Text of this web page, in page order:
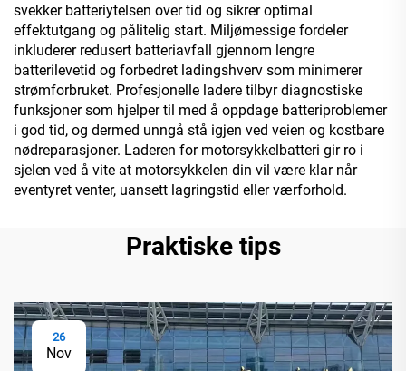
svekker batteriytelsen over tid og sikrer optimal
effektutgang og pålitelig start. Miljømessige fordeler
inkluderer redusert batteriavfall gjennom lengre
batterilevetid og forbedret ladingshverv som minimerer
strømforbruket. Profesjonelle ladere tilbyr diagnostiske
funksjoner som hjelper til med å oppdage batteriproblemer
i god tid, og dermed unngå stå igjen ved veien og kostbare
nødreparasjoner. Laderen for motorsykkelbatteri gir ro i
sjelen ved å vite at motorsykkelen din vil være klar når
eventyret venter, uansett lagringstid eller værforhold.
Praktiske tips
26
Nov